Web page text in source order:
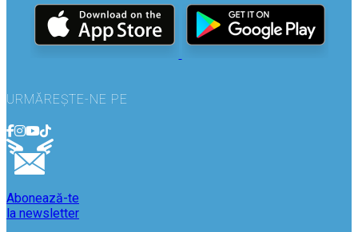
URMĂREȘTE-NE PE
Abonează-te
la newsletter